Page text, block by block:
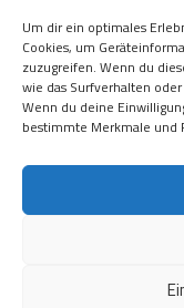
Um dir ein optimales
Cookies, um
zuzugreifen. Wenn du
wie das Surfverhalten
Wenn du deine
bestimmte Merkmale und
Kauf auf Rechung
Klarna
American